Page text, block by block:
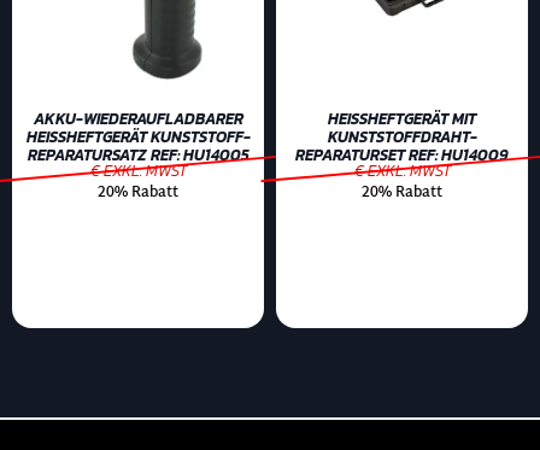
AKKU-WIEDERAUFLADBARER
HEISSHEFTGERÄT KUNSTSTOFF-
REPARATURSATZ REF: HU14005
€ EXKL. MWST
20% Rabatt
HEISSHEFTGERÄT MIT K
UNSTSTOFFDRAHT-R
EPARATURSET REF: HU14009
€ EXKL. MWST
20% Rabatt